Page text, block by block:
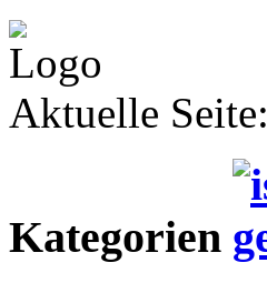
Aktuelle Seite:
Kategorien